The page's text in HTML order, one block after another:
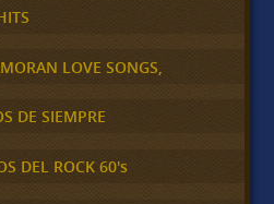
LOVE SONGS,
DE SIEMPRE
DEL ROCK 60's